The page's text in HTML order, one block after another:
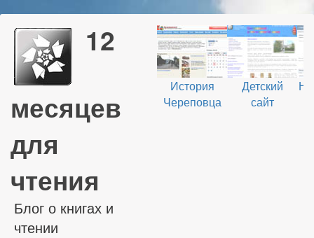
12
месяцев
для
чтения
Блог о книгах и
чтении
История
Череповца
Детский
сайт